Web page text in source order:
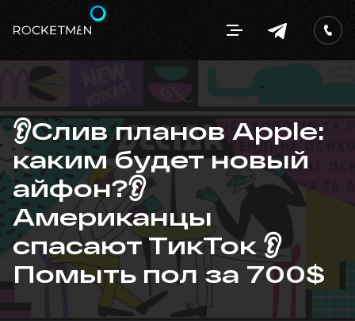
👂Слив планов Apple:
каким будет новый
айфон?👂
Американцы
спасают ТикТок 👂
Помыть пол за 700$